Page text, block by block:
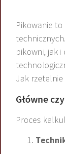
Pikowanie
pikowni, jak i
Jak rzetelnie
Główne
Proces